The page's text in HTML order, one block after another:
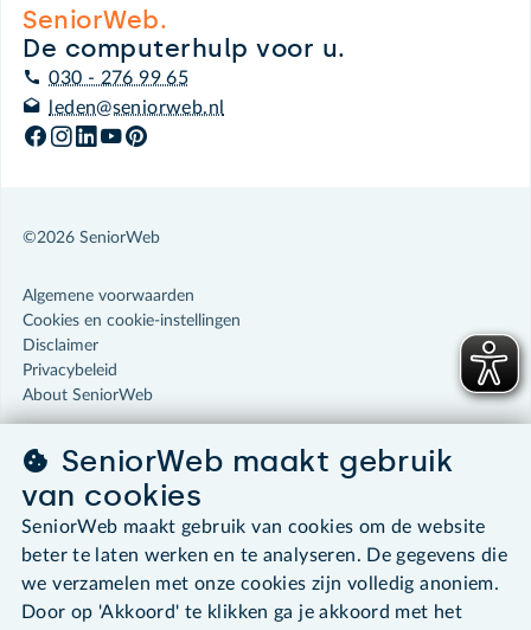
SeniorWeb.
De computerhulp voor u.
030 - 276 99 65
leden@seniorweb.nl
©2026 SeniorWeb
Algemene voorwaarden
Cookies en cookie-instellingen
Disclaimer
Privacybeleid
About SeniorWeb
SeniorWeb maakt gebruik
van cookies
SeniorWeb maakt gebruik van cookies om de website
beter te laten werken en te analyseren. De gegevens die
we verzamelen met onze cookies zijn volledig anoniem.
Door op 'Akkoord' te klikken ga je akkoord met het